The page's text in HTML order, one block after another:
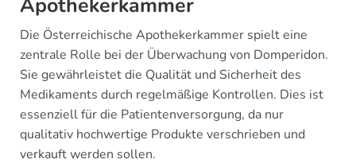
Die Österreichische Apothekerkammer spielt eine
zentrale Rolle bei der Überwachung von Domperidon.
Sie gewährleistet die Qualität und Sicherheit des
Medikaments durch regelmäßige Kontrollen. Dies ist
essenziell für die Patientenversorgung, da nur
qualitativ hochwertige Produkte verschrieben und
verkauft werden sollen.